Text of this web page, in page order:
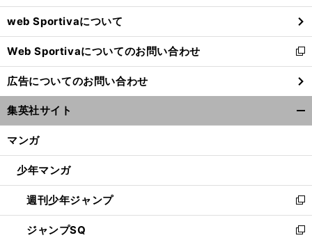
ウ
で
開
く
web Sportivaについて
Web Sportivaについてのお問い合わせ
新
し
い
ウ
ィ
ン
ウ
開
く
広告についてのお問い合わせ
集英社サイト
マンガ
少年マンガ
週刊少年ジャンプ
新
し
い
ジャンプSQ
新